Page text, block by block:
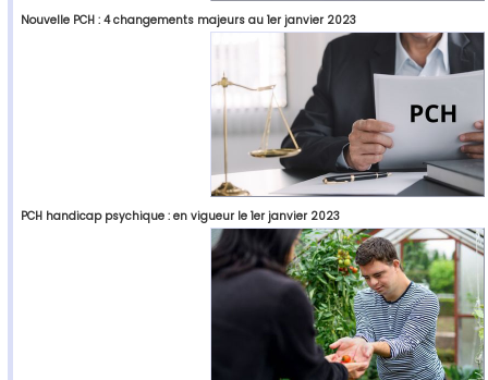
Nouvelle PCH : 4 changements majeurs au 1er janvier 2023
PCH handicap psychique : en vigueur le 1er janvier 2023